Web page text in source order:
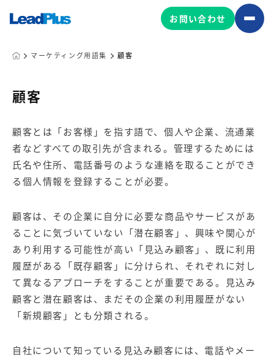
Web制作
マーケティングコンサルティング
コンテンツ制作
マーケティング基盤の製品
Leadplus One MyFolio
ボード
マーケティングサービスの製品
【店舗型ビジネス向け】エリ
ア
マーケティングサービス
【金融機関向け】マーケティ
ング
サービス
サービス
お問い合わせ
マーケティング用語集 顧客
顧客
顧客とは「お客様」を指す語で、個人や企業、流通業
者などすべての取引先が含まれる。管理するためには
氏名や住所、電話番号のような連絡を取ることができ
る個人情報を登録することが必要。
顧客は、その企業に自分に必要な商品やサービスがあ
ることに気づいていない「潜在顧客」、興味や関心が
あり利用する可能性が高い「見込み顧客」、既に利用
履歴がある「既存顧客」に分けられ、それぞれに対し
て異なるアプローチをすることが重要である。見込み
顧客と潜在顧客は、まだその企業の利用履歴がない
「新規顧客」とも分類される。
自社について知っている見込み顧客には、電話やメー